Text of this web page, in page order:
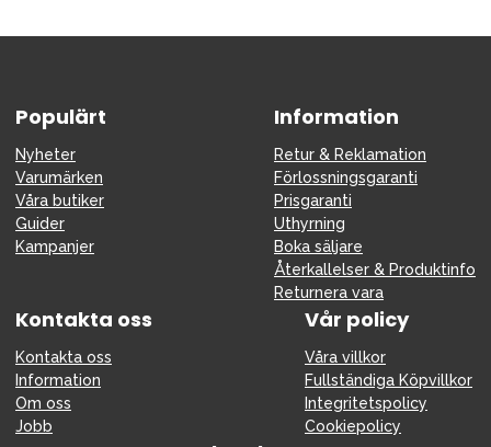
Populärt
Nyheter
Varumärken
Våra butiker
Guider
Kampanjer
Information
Retur & Reklamation
Förlossningsgaranti
Prisgaranti
Uthyrning
Boka säljare
Återkallelser & Produktinfo
Returnera vara
Kontakta oss
Kontakta oss
Information
Om oss
Jobb
Vår policy
Våra villkor
Fullständiga Köpvillkor
Integritetspolicy
Cookiepolicy